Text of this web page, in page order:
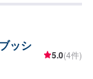
ッシ
5.0(4件)